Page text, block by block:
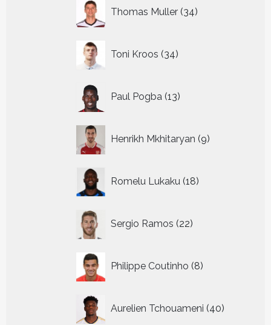
Thomas Muller 34
producten
Toni Kroos 34
producten
Paul Pogba 13
producten
Henrikh Mkhitaryan 9
producten
Romelu Lukaku 18
producten
Sergio Ramos 22
producten
Philippe Coutinho 8
producten
Aurelien Tchouameni 40
producten